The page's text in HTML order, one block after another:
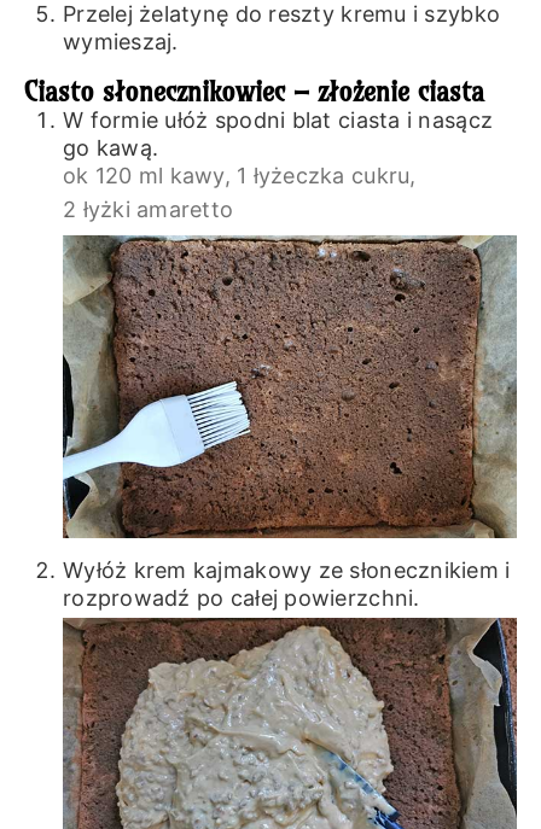
Przelej żelatynę do reszty kremu i szybko
wymieszaj.
Ciasto słonecznikowiec – złożenie ciasta
W formie ułóż spodni blat ciasta i nasącz
go kawą.
ok 120 ml kawy, 1 łyżeczka cukru,
2 łyżki amaretto
Wyłóż krem kajmakowy ze słonecznikiem i
rozprowadź po całej powierzchni.